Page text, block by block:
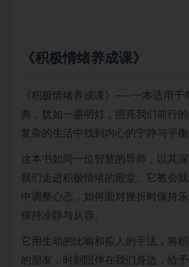
《积极情绪养成课》
《积极情绪养成课》——一本适用于
典，犹如一盏明灯，照亮我们前行
复杂的生活中找到内心的宁静与平衡
这本书如同一位智慧的导师，以其
我们走进积极情绪的殿堂。它教会
中调整心态，如何面对挫折时保持
保持冷静与从容。
它用生动的比喻和拟人的手法，将
的朋友，时刻陪伴在我们身边，给